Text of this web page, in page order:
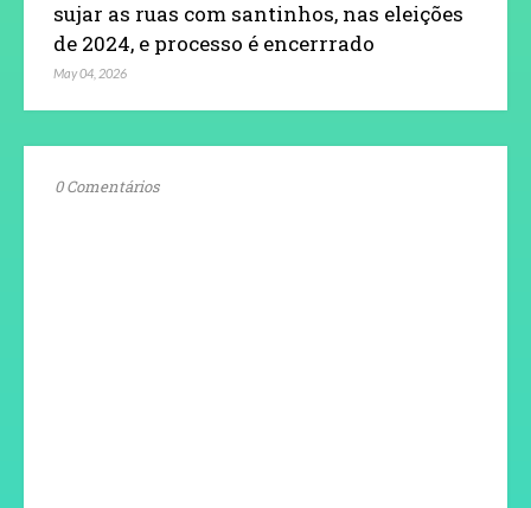
sujar as ruas com santinhos, nas eleições
de 2024, e processo é encerrrado
May 04, 2026
0 Comentários